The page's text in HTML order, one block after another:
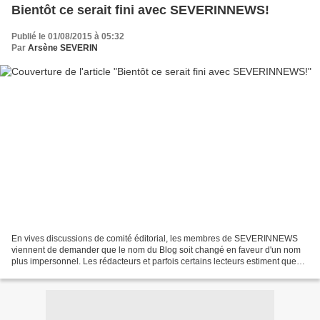
Bientôt ce serait fini avec SEVERINNEWS!
Publié le 01/08/2015 à 05:32
Par Arsène SEVERIN
En vives discussions de comité éditorial, les membres de SEVERINNEWS
viennent de demander que le nom du Blog soit changé en faveur d'un nom
plus impersonnel. Les rédacteurs et parfois certains lecteurs estiment que